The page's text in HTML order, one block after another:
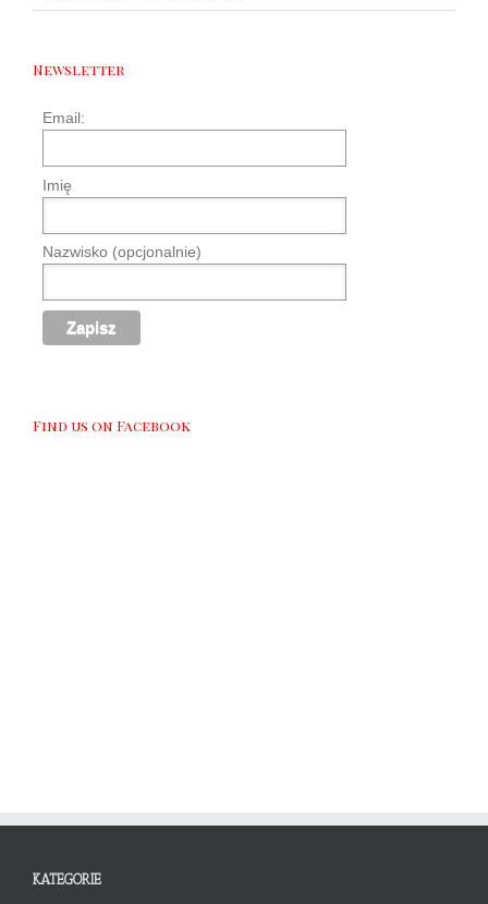
Newsletter
Email:
Imię
Nazwisko (opcjonalnie)
Find us on Facebook
KATEGORIE